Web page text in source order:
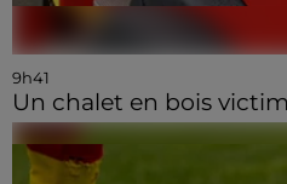
9h41
Un chalet en bois